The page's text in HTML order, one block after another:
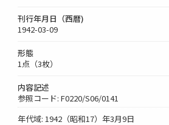
刊行年月日（西暦)
1942-03-09
形態
1点（3枚）
内容記述
参照コード: F0220/S06/0141
年代域: 1942（昭和17）年3月9日